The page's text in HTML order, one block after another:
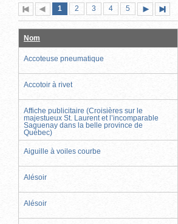
Première
page
Page
précédente
Page
1 (page
actuelle)
Page
2 Page
3 Page
4 Page
5
suivante
page
Nom
Accoteuse pneumatique
Accotoir à rivet
Affiche publicitaire (Croisières sur le
majestueux St. Laurent et l’incomparable
Saguenay dans la belle province de
Québec)
Aiguille à voiles courbe
Alésoir
Alésoir